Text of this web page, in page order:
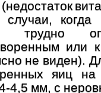
трудно
или
не виден).
яиц на
4,5 мм, с